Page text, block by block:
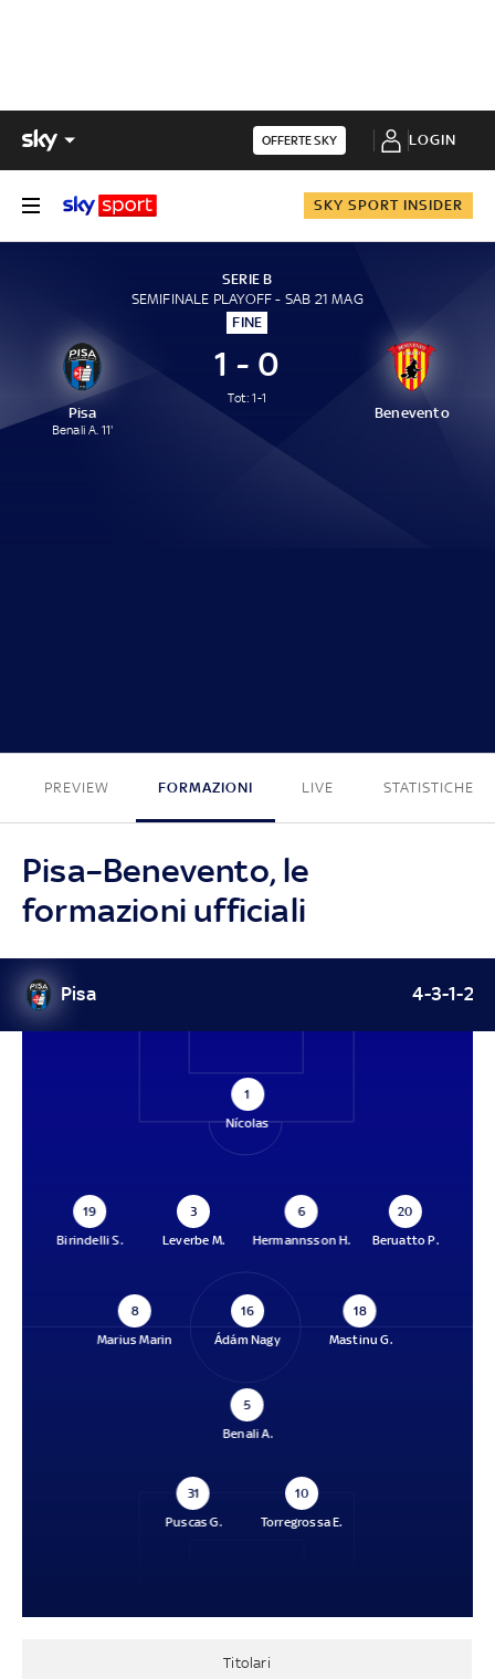
OFFERTE SKY LOGIN
SKY SPORT INSIDER
SERIE B
SEMIFINALE PLAYOFF - SAB 21 MAG
FINE
Pisa
Benali A. 11'
1 - 0
Tot: 1-1
Benevento
PREVIEW FORMAZIONI LIVE STATISTICHE
Pisa–Benevento, le
formazioni ufficiali
Pisa 4-3-1-2
1
Nícolas
19
Birindelli S.
3
Leverbe M.
6
Hermannsson H.
20
Beruatto P.
8
Marius Marin
16
Ádám Nagy
18
Mastinu G.
5
Benali A.
31
Puscas G.
10
Torregrossa E.
Titolari